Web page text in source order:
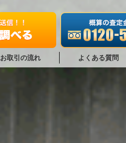
お取引の流れ よくある質問